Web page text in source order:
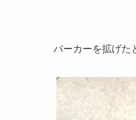
パーカーを拡げた